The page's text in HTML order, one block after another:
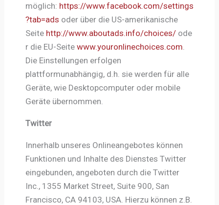
möglich: https://www.facebook.com/settings
?tab=ads oder über die US-amerikanische
Seite http://www.aboutads.info/choices/ode
r die EU-Seite www.youronlinechoices.com
Die Einstellungen erfolgen
plattformunabhängig, d.h. sie werden für alle
Geräte, wie Desktopcomputer oder mobile
Geräte übernommen.
Twitter
Innerhalb unseres Onlineangebotes können
Funktionen und Inhalte des Dienstes Twitter
eingebunden, angeboten durch die Twitter
Inc., 1355 Market Street, Suite 900, San
Francisco, CA 94103, USA. Hierzu können z.B.